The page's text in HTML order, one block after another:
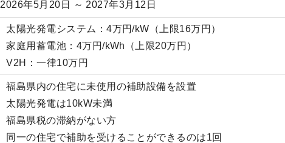
2026年5月20日 ～ 2027年3月12日
太陽光発電システム：4万円/kW（上限16万円）
家庭用蓄電池：4万円/kWh（上限20万円）
V2H：一律10万円
福島県内の住宅に未使用の補助設備を設置
太陽光発電は10kW未満
福島県税の滞納がない方
同一の住宅で補助を受けることができるのは1回